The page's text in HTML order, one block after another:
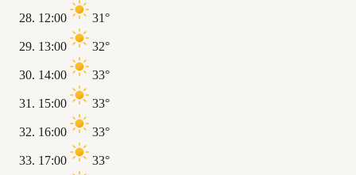
12:00 31°
13:00 32°
14:00 33°
15:00 33°
16:00 33°
17:00 33°